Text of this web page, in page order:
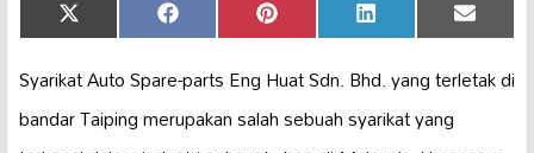
Share
on
X
(Twitter)
Share
on
Facebook Share
on
Pinterest Share
on
LinkedIn Share
on
Email
Syarikat Auto Spare-parts Eng Huat Sdn. Bhd. yang terletak di
bandar Taiping merupakan salah sebuah syarikat yang